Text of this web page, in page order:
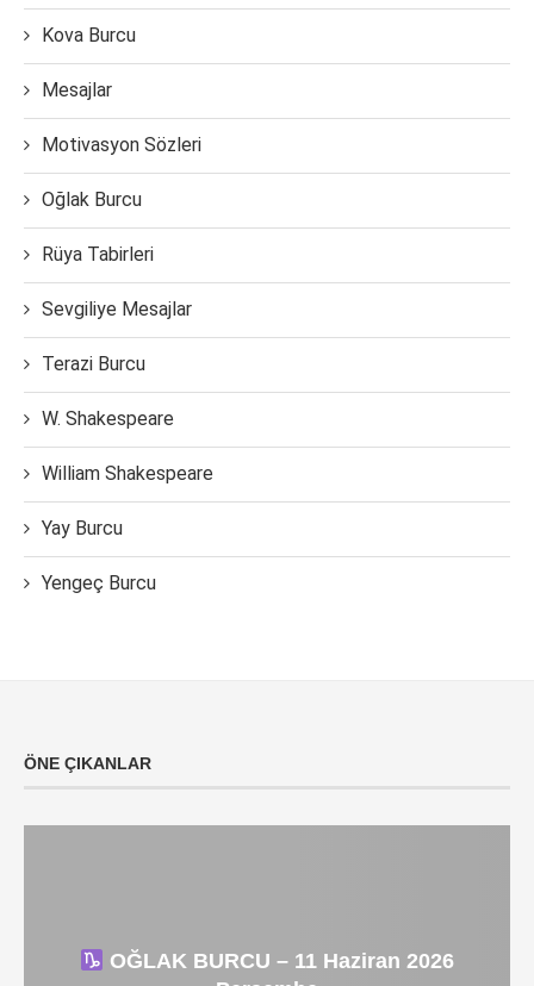
Kova Burcu
Mesajlar
Motivasyon Sözleri
Oğlak Burcu
Rüya Tabirleri
Sevgiliye Mesajlar
Terazi Burcu
W. Shakespeare
William Shakespeare
Yay Burcu
Yengeç Burcu
ÖNE ÇIKANLAR
OĞLAK BURCU – 11 Haziran 2026